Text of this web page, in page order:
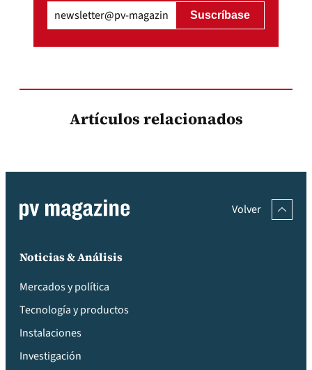
(Obligatorio)
Artículos relacionados
Volver
Noticias & Análisis
Mercados y política
Tecnología y productos
Instalaciones
Investigación